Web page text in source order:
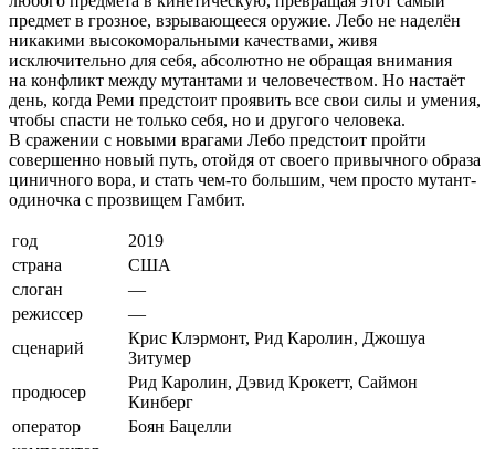
предмет в грозное, взрывающееся оружие. Лебо не наделён
никакими высокоморальными качествами, живя
исключительно для себя, абсолютно не обращая внимания
на конфликт между мутантами и человечеством. Но настаёт
день, когда Реми предстоит проявить все свои силы и умения,
чтобы спасти не только себя, но и другого человека.
В сражении с новыми врагами Лебо предстоит пройти
совершенно новый путь, отойдя от своего привычного образа
циничного вора, и стать чем-то большим, чем просто мутант-
одиночка с прозвищем Гамбит.
год
2019
страна
США
слоган
—
режиссер
—
сценарий
Крис Клэрмонт, Рид Каролин, Джошуа
Зитумер
продюсер
Рид Каролин, Дэвид Крокетт, Саймон
Кинберг
оператор
Боян Бацелли